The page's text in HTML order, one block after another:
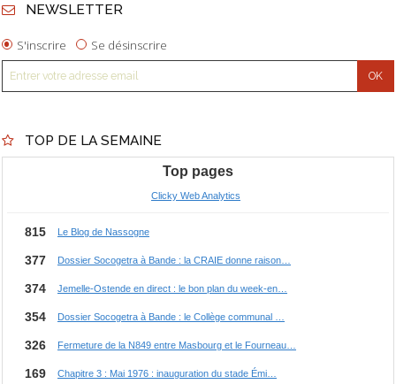
NEWSLETTER
S'inscrire Se désinscrire
TOP DE LA SEMAINE